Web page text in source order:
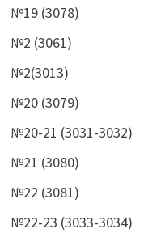
№19 (3078)
№2 (3061)
№2(3013)
№20 (3079)
№20-21 (3031-3032)
№21 (3080)
№22 (3081)
№22-23 (3033-3034)